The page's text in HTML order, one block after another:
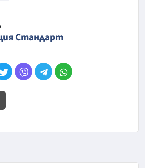
Стандарт